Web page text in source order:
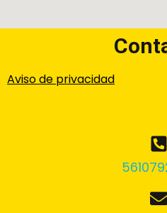
Aviso de privacidad